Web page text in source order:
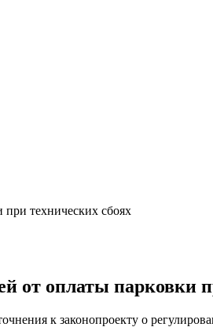
от оплаты парковки
к законопроекту о